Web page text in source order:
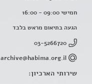
חמישי 09:00 - 16:00
הגעה בתיאום מראש בלבד
03-5266720
archive@habima.org.il
שירותי הארכיון: